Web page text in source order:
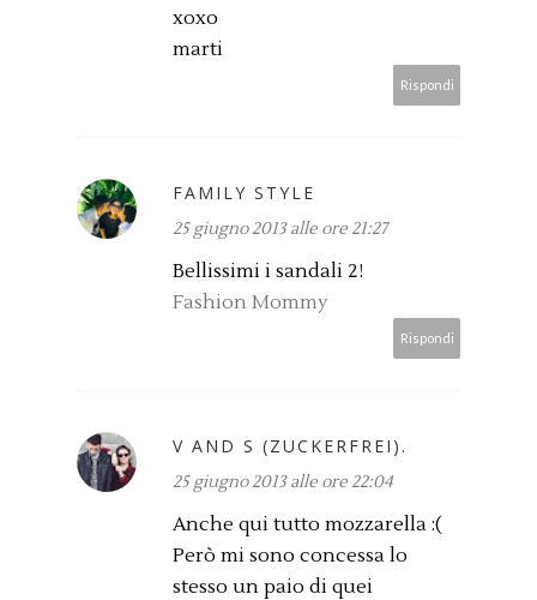
xoxo
marti
Rispondi
FAMILY STYLE
25 giugno 2013 alle ore 21:27
Bellissimi i sandali 2!
Fashion Mommy
Rispondi
V AND S (ZUCKERFREI).
25 giugno 2013 alle ore 22:04
Anche qui tutto mozzarella :(
Però mi sono concessa lo
stesso un paio di quei